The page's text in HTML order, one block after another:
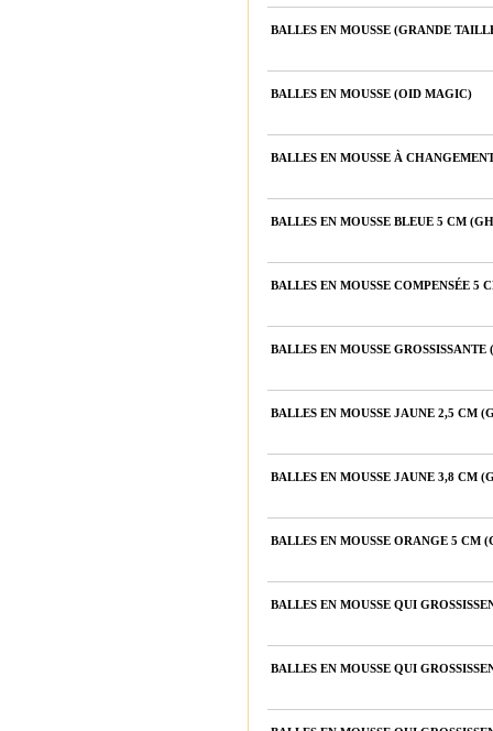
BALLES EN MOUSSE (GRANDE
BALLES EN MOUSSE (OID MAGIC)
BALLES EN MOUSSE À
BALLES EN MOUSSE BLEUE 5 CM
BALLES EN MOUSSE COMPENSÉE 5
BALLES EN MOUSSE
BALLES EN MOUSSE JAUNE 2,5 CM
BALLES EN MOUSSE JAUNE 3,8 CM
BALLES EN MOUSSE ORANGE 5 CM
BALLES EN MOUSSE QUI
BALLES EN MOUSSE QUI